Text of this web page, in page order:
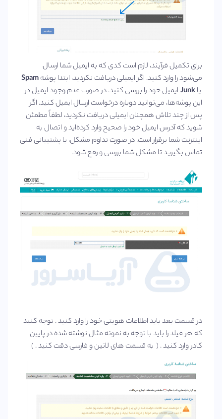
برای تکمیل فرآیند، لازم است کدی که به ایمیل شما ارسال
می‌شود را وارد کنید. اگر ایمیلی دریافت نکردید، ابتدا پوشهSpam
یاJunk ایمیل خود را بررسی کنید. در صورت عدم وجود ایمیل در
این پوشه‌ها، می‌توانید دوباره درخواست ارسال ایمیل کنید. اگر
پس از چند تلاش همچنان ایمیلی دریافت نکردید، لطفاً مطمئن
شوید که آدرس ایمیل خود را صحیح وارد کرده‌اید و اتصال به
اینترنت شما برقرار است. در صورت تداوم مشکل، با پشتیبانی فنی
تماس بگیرید تا مشکل شما بررسی و رفع شود.
در قسمت بعد باید اطلاعات هویتی خود را وارد کنید . توجه کنید
که هر فیلد را باید با توجه به نمونه مثال نوشته شده در پایین
کادر وارد کنید . ( به قسمت های لاتین و فارسی دقت کنید . )